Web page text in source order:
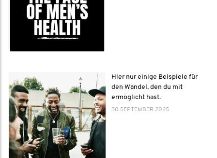
Hier nur einige Beispiele für
den Wandel, den du mit
ermöglicht hast.
30 SEPTEMBER 2025